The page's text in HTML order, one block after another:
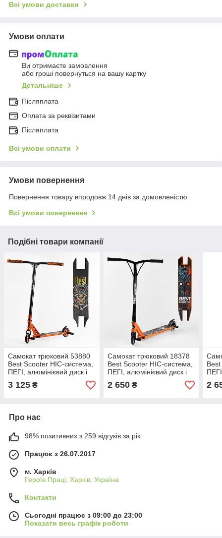
Всі умови доставки
Умови оплати
Ви отримаєте замовлення
або гроші повернуться на вашу картку
Детальніше
Післяплата
Оплата за реквізитами
Післяплата
Всі умови оплати
Умови повернення
Повернення товару впродовж 14 днів за домовленістю
Всі умови повернення
Подібні товари компанії
Самокат трюковий 53880
Best Scooter HIC-система,
ПЕГІ, алюмінієвий диск і
ФАРБУВАННЯ d=110мм
3 125 ₴
Самокат трюковий 18378
Best Scooter HIC-система,
ПЕГІ, алюмінієвий диск і
дека, колеса PU d-110 мм,
ширина керма
2 650₴ 2
Про нас
98% позитивних з 259 відгуків за рік
Працює з 26.07.2017
м. Харків
Героїв Праці, Харків, Україна
Контакти
Сьогодні працює з 09:00 до 23:00
Показати весь графік роботи